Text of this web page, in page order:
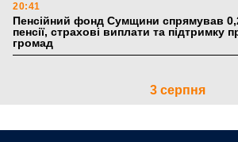
20:41
Пенсійний фонд Сумщини спрямував
пенсії, страхові виплати та підтримку
громад
3 серпня
18:53